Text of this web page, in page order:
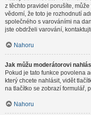
z těchto pravidel porušíte,
vědomí, že toto je rozhodnutí
společného s varováními na
jste obdrželi varování,
Nahoru
Jak můžu moderátorovi
Pokud je tato funkce povolena
který chcete nahlásit, vidět
na tlačítko se zobrazí formulář,
Nahoru